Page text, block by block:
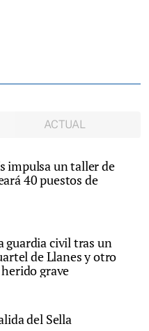
ACTUAL
impulsa un taller de
40 puestos de
guardia civil tras un
de Llanes y otro
grave
del Sella